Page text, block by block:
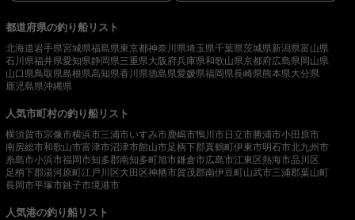
都道府県の釣り船リスト
北海道岩手県宮城県福島県東京都神奈川県埼玉県千葉県茨城県新潟県富山県
石川県福井県愛知県静岡県三重県大阪府兵庫県和歌山県京都府広島県岡山県
山口県鳥取県島根県高知県香川県徳島県愛媛県福岡県長崎県熊本県大分県
鹿児島県沖縄県
人気市町村の釣り船リスト
横須賀市宗像市横浜市三浦市いすみ市鹿嶋市鴨川市 日立市勝浦市小田原市
南房総市和歌山市富津市沼津市館山市足柄下郡真鶴町伊東市明石市北九州市
糸島市小浜市福岡市知多郡南知多町旭市鎌倉市広島市江東区熱海市品川区
足柄下郡湯河原町江戸川区 大田区神栖市賀茂郡南伊豆町山武市三浦郡葉山町
長岡市平塚市銚子市境港市
人気港の釣り船リスト